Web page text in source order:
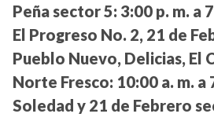
Peña sector 5: 3:00 p. m. a
El Progreso No. 2, 21 de
Pueblo Nuevo, Delicias, El
Norte Fresco: 10:00 a. m. a
Soledad y 21 de Febrero